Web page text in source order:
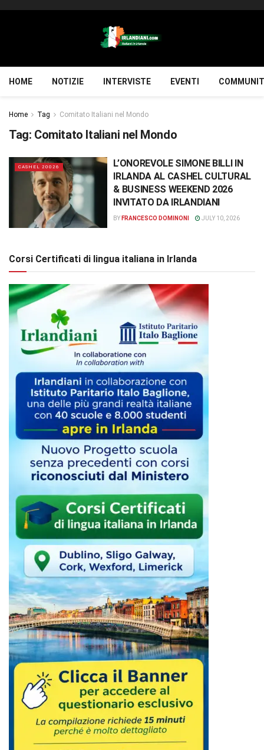
HOME NOTIZIE INTERVISTE EVENTI
Home Tag Comitato Italiani nel Mondo
Tag: Comitato Italiani nel Mondo
CASHEL 20026
L’ONOREVOLE SIMONE BILLI IN
IRLANDA AL CASHEL CULTURAL
& BUSINESS WEEKEND 2026
INVITATO DA IRLANDIANI
BY FRANCESCO DOMINONI JULY 10, 2026
Corsi Certificati di lingua italiana in Irlanda